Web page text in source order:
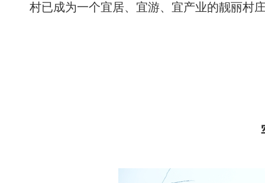
村已成为一个宜居、宜游、宜产业的靓丽村